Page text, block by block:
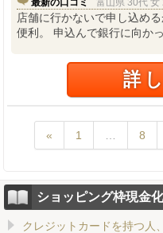
最新の口コミ 富山県 30代 女
店舗に行かないで申し込め
便利。 申込んで銀行に向か
詳
« 1 8
ショッピング枠現金
クレジットカードを持つ人